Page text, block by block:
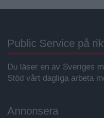
Public Service på
Du läser en av Sveriges
Stöd vårt dagliga arbeta
Annonsera